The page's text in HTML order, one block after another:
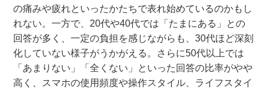
の痛みや疲れといったかたちで表れ始めているのかもし
れない。一方で、20代や40代では「たまにある」との
回答が多く、一定の負担を感じながらも、30代ほど深刻
化していない様子がうかがえる。さらに50代以上では
「あまりない」「全くない」といった回答の比率がやや
高く、スマホの使用頻度や操作スタイル、ライフスタイ